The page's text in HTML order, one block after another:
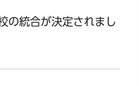
の統合が決定されまし